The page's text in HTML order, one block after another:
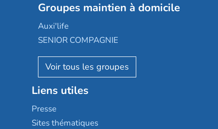
Les jardins d'Arcadie
Occitalia
Appartseniors
Reseda
Stella management
Les villages d'or
Sérénys
Résidences services Villa Médicis
Groupe SOS
Le Noble Âge
Almage
Résidalya
Groupe aplus
Groupes maintien à domicile
Auxi'life
SENIOR COMPAGNIE
AGE D'OR Services
Liens utiles
Presse
Sites thématiques